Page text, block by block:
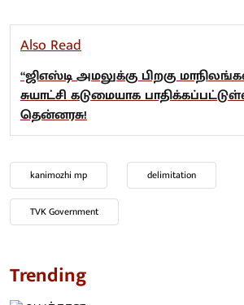
Also Read
“ஜிஎஸ்டி அமலுக்கு பிறகு
சுயாட்சி கடுமையாக
தென்னரசு!
kanimozhi mp delimitation
TVK Government
Trending